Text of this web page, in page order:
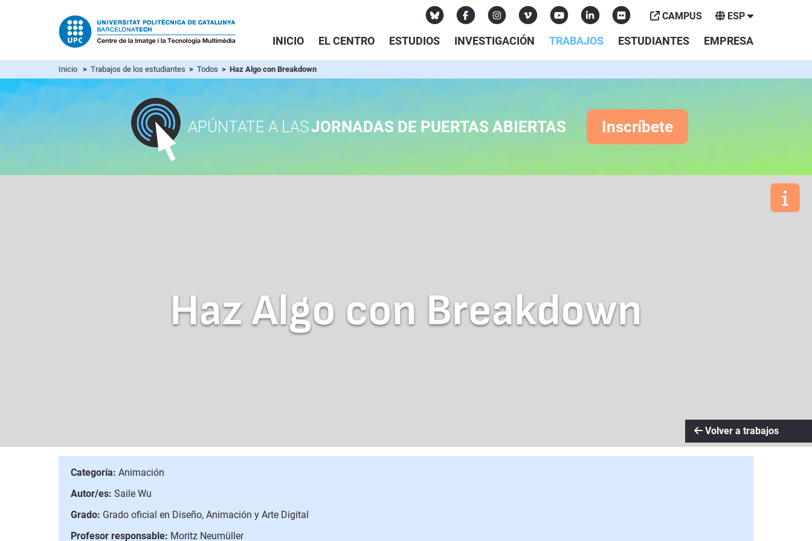
INICIO EL CENTRO ESTUDIOS INVESTIGACIÓN TRABAJOS ESTUDIANTES EMPRESA
CAMPUS ESP
Inicio > Trabajos de los estudiantes > Todos > Haz Algo con Breakdown
APÚNTATE A LASJORNADAS DE PUERTAS ABIERTAS Inscríbete
Haz Algo con Breakdown
Volver a trabajos
Categoría: Animación
Autor/es: Saile Wu
Grado: Grado oficial en Diseño, Animación y Arte Digital
Profesor responsable: Moritz Neumüller